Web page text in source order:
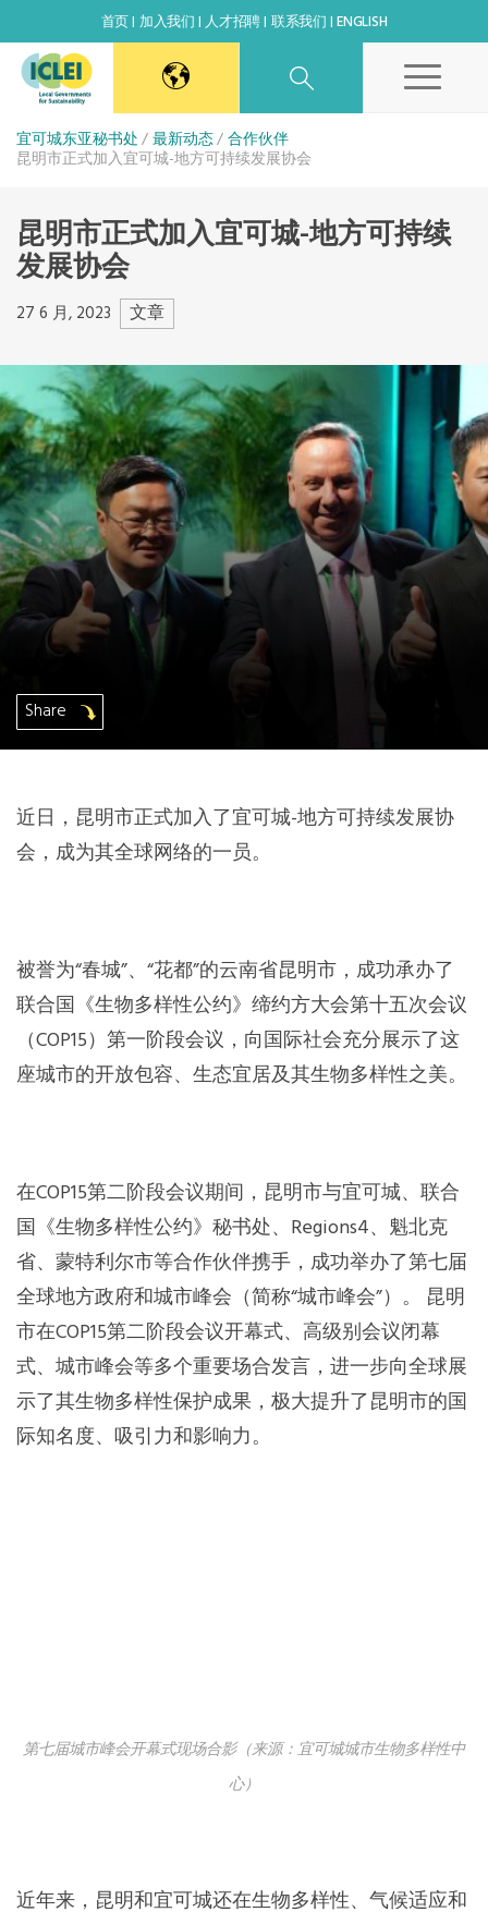
首页 加入我们 人才招聘 联系我们 ENGLISH
东亚秘书处
日本办公室
北京代表处
高雄能力建设中心
全球秘书处
非洲秘书处
欧洲秘书处
加拿大办公室
美国办公室
大洋洲秘书处
东南亚秘书处
宜可城东亚秘书处 最新动态 合作伙伴
昆明市正式加入宜可城-地方可持续发展协会
昆明市正式加入宜可城-地方可持续
发展协会
27 6 月, 2023 文章
Share
近日，昆明市正式加入了宜可城-地方可持续发展协
会，成为其全球网络的一员。
被誉为“春城”、“花都”的云南省昆明市，成功承办了
联合国《生物多样性公约》缔约方大会第十五次会议
（COP15）第一阶段会议，向国际社会充分展示了这
座城市的开放包容、生态宜居及其生物多样性之美。
在COP15第二阶段会议期间，昆明市与宜可城、联合
国《生物多样性公约》秘书处、Regions4、魁北克
省、蒙特利尔市等合作伙伴携手，成功举办了第七届
全球地方政府和城市峰会（简称“城市峰会”）。 昆明
市在COP15第二阶段会议开幕式、高级别会议闭幕
式、城市峰会等多个重要场合发言，进一步向全球展
示了其生物多样性保护成果，极大提升了昆明市的国
际知名度、吸引力和影响力。
第七届城市峰会开幕式现场合影（来源：宜可城城市生物多样性中
心）
近年来，昆明和宜可城还在生物多样性、气候适应和